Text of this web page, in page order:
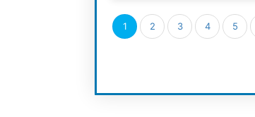
1 2 3 4 5